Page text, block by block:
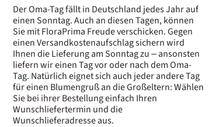
Der Oma-Tag fällt in Deutschland jedes Jahr auf
einen Sonntag. Auch an diesen Tagen, können
Sie mit FloraPrima Freude verschicken. Gegen
einen Versandkostenaufschlag sichern wird
Ihnen die Lieferung am Sonntag zu – ansonsten
liefern wir einen Tag vor oder nach dem Oma-
Tag. Natürlich eignet sich auch jeder andere Tag
für einen Blumengruß an die Großeltern: Wählen
Sie bei ihrer Bestellung einfach Ihren
Wunschliefertermin und die
Wunschlieferadresse aus.